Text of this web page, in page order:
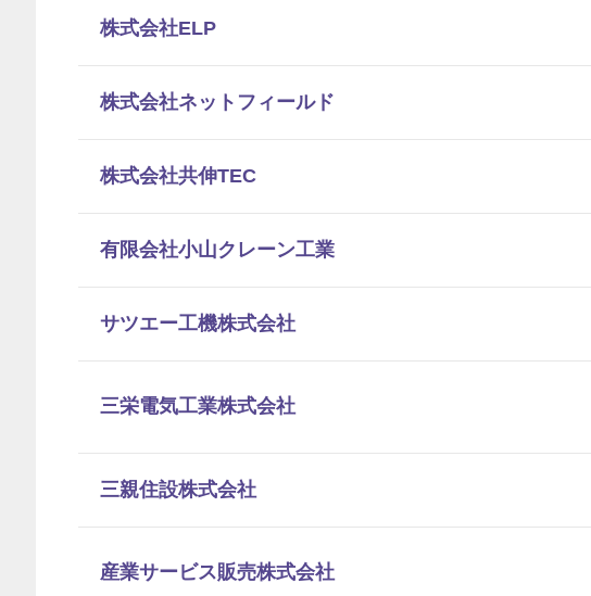
株式会社ELP
株式会社ネットフィールド
株式会社共伸TEC
有限会社小山クレーン工業
サツエー工機株式会社
三栄電気工業株式会社
三親住設株式会社
産業サービス販売株式会社